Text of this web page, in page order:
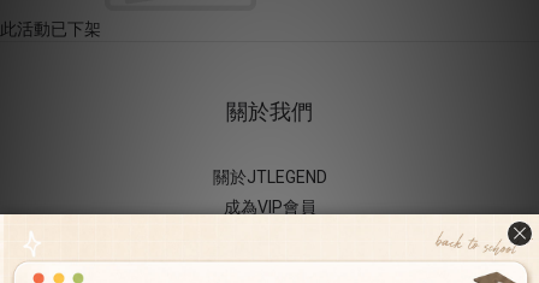
此活動已下架
關於我們
關於JTLEGEND
成為VIP會員
會員推薦機制